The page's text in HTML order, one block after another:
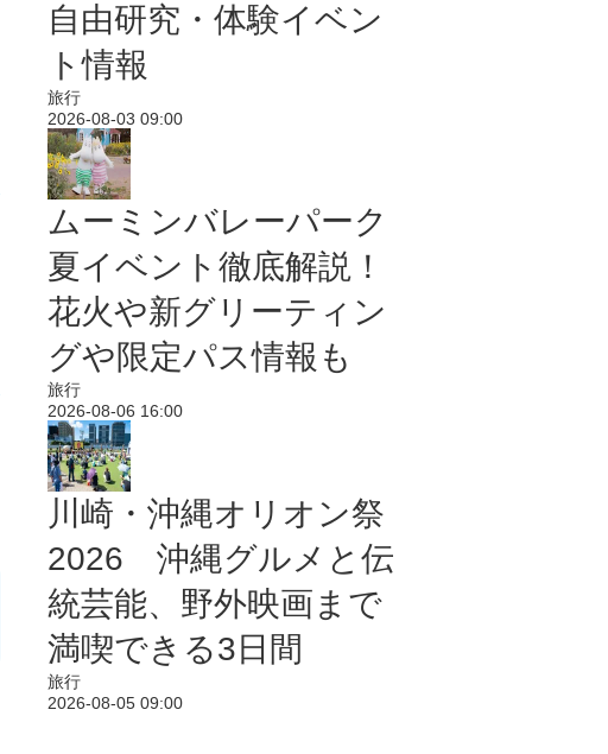
自由研究・体験イベン
ト情報
旅行
2026-08-03 09:00
ムーミンバレーパーク
夏イベント徹底解説！
花火や新グリーティン
グや限定パス情報も
旅行
2026-08-06 16:00
川崎・沖縄オリオン祭
2026 沖縄グルメと伝
統芸能、野外映画まで
満喫できる3日間
旅行
2026-08-05 09:00